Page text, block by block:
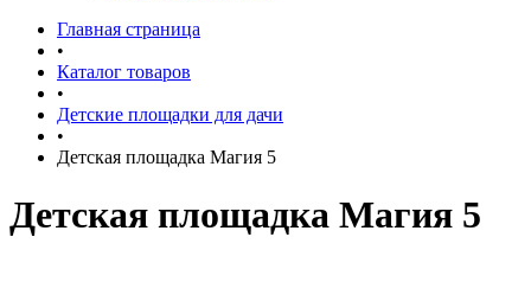
Главная страница
•
Каталог товаров
•
Детские площадки для дачи
•
Детская площадка Магия 5
Детская площадка Магия 5